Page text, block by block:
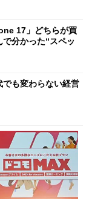
17」どちらが買
分かった“スペッ
でも変わらない経営